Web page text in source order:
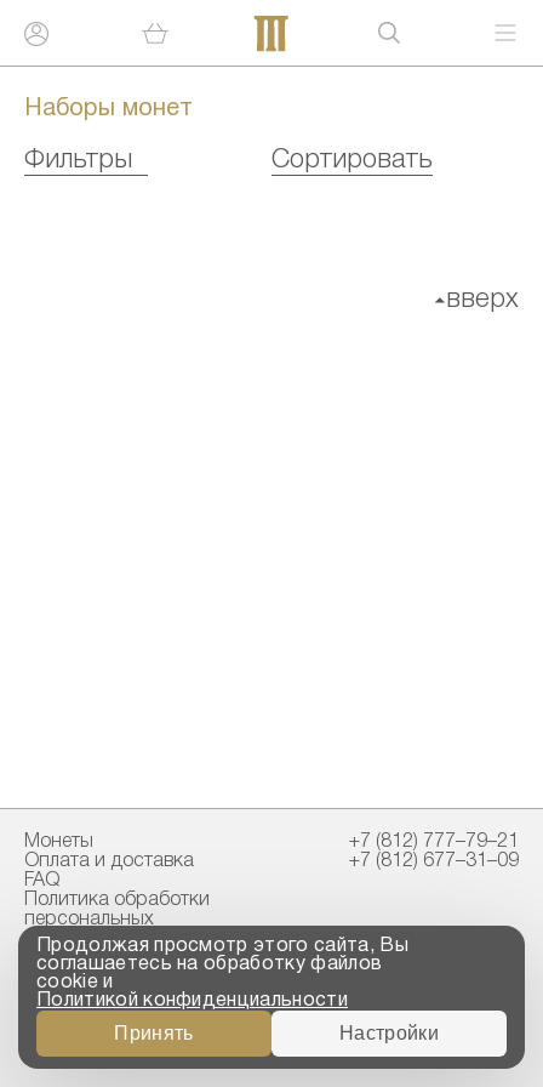
Наборы монет
Фильтры Сортировать
вверх
Монеты
Оплата и доставка
FAQ
Политика обработки
персональных
данных
Свидетельство
пробирной палаты
+7 (812) 777–79–21
+7 (812) 677–31–09
Copyright © 2023-2026
“ООО ТРОЙСКИЙ
СТАНДАРТ”
Продолжая просмотр этого сайта, Вы
соглашаетесь на обработку файлов
cookie и
Политикой конфиденциальности
Принять Настройки